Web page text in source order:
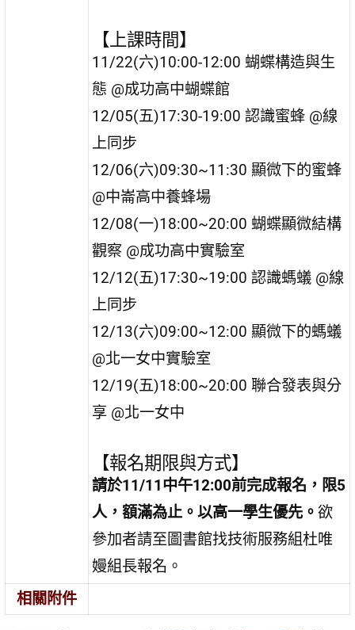
【上課時間】
11/22(六)10:00-12:00 蝴蝶構造與生
態 @成功高中蝴蝶館
12/05(五)17:30-19:00 認識蜜蜂 @線
上同步
12/06(六)09:30~11:30 顯微下的蜜蜂
@中崙高中養蜂場
12/08(一)18:00~20:00 蝴蝶顯微結構
觀察 @成功高中實驗室
12/12(五)17:30~19:00 認識螞蟻 @線
上同步
12/13(六)09:00~12:00 顯微下的螞蟻
@北一女中實驗室
12/19(五)18:00~20:00 聯合發表與分
享 @北一女中
【報名期限與方式】
請於11/11中午12:00前完成報名，限5
人，額滿為止。以高一學生優先。欲
參加者請至圖書館找技術服務組杜唯
嫚組長報名。
相關附件